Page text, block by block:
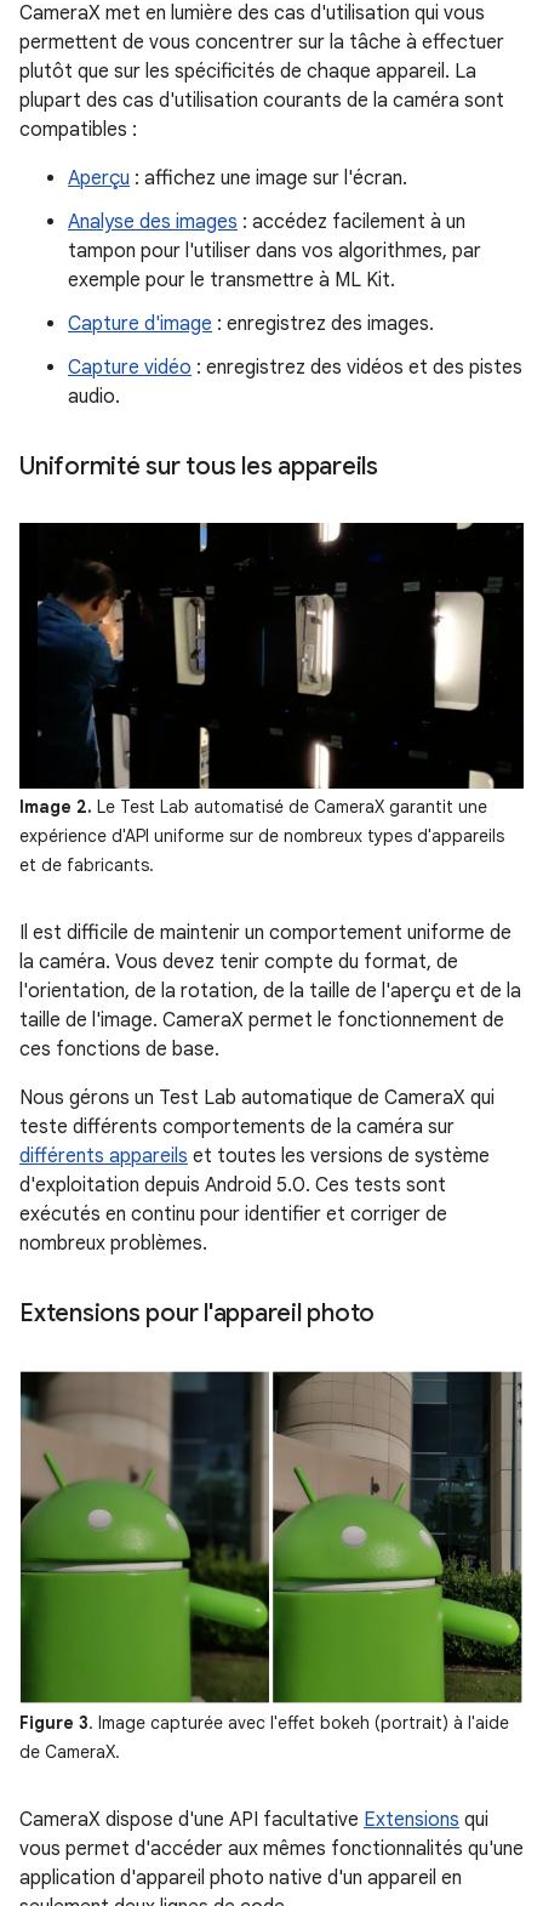
CameraX met en lumière des cas d'utilisation qui vous
permettent de vous concentrer sur la tâche à effectuer
plutôt que sur les spécificités de chaque appareil. La
plupart des cas d'utilisation courants de la caméra sont
compatibles :
Aperçu : affichez une image sur l'écran.
Analyse des images : accédez facilement à un
tampon pour l'utiliser dans vos algorithmes, par
exemple pour le transmettre à ML Kit.
Capture d'image : enregistrez des images.
Capture vidéo : enregistrez des vidéos et des pistes
audio.
Uniformité sur tous les appareils
Image 2. Le Test Lab automatisé de CameraX garantit une
expérience d'API uniforme sur de nombreux types d'appareils
et de fabricants.
Il est difficile de maintenir un comportement uniforme de
la caméra. Vous devez tenir compte du format, de
l'orientation, de la rotation, de la taille de l'aperçu et de la
taille de l'image. CameraX permet le fonctionnement de
ces fonctions de base.
Nous gérons un Test Lab automatique de CameraX qui
teste différents comportements de la caméra sur
différents appareils et toutes les versions de système
d'exploitation depuis Android 5.0. Ces tests sont
exécutés en continu pour identifier et corriger de
nombreux problèmes.
Extensions pour l'appareil photo
Figure 3. Image capturée avec l'effet bokeh (portrait) à l'aide
de CameraX.
CameraX dispose d'une API facultative Extensions qui
vous permet d'accéder aux mêmes fonctionnalités qu'une
application d'appareil photo native d'un appareil en